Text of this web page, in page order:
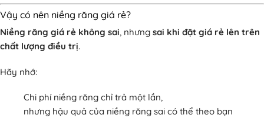
Vậy có nên niềng răng giá rẻ?
Niềng răng giá rẻ không sai, nhưng sai khi đặt giá rẻ lên trên
chất lượng điều trị.
Hãy nhớ:
Chi phí niềng răng chỉ trả một lần,
nhưng hậu quả của niềng răng sai có thể theo bạn